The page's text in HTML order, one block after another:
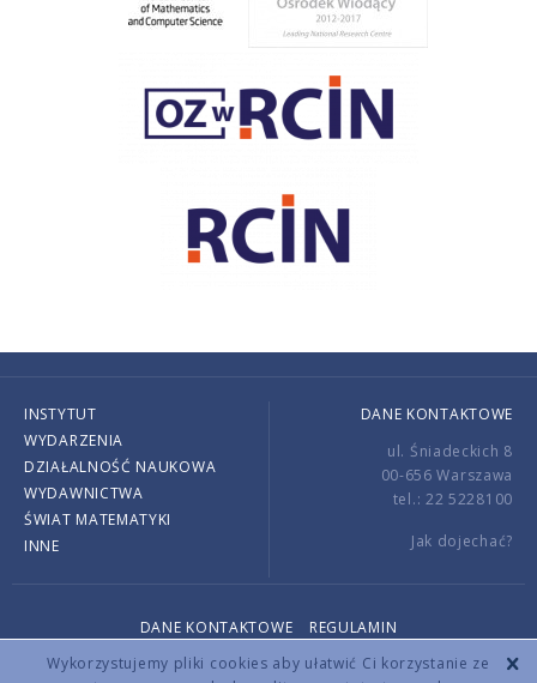
Wykorzystujemy pliki cookies aby ułatwić Ci korzystanie ze
INSTYTUT
WYDARZENIA
DZIAŁALNOŚĆ NAUKOWA
WYDAWNICTWA
ŚWIAT MATEMATYKI
INNE
DANE KONTAKTOWE
ul. Śniadeckich 8
00-656 Warszawa
tel.: 22 5228100
Jak dojechać?
DANE KONTAKTOWE
REGULAMIN
Copyright © 2026 by IMPAN. All rights reserved.